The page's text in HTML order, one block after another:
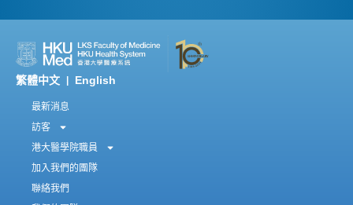
繁體中文 English
最新消息
訪客
港大醫學院職員
加入我們的團隊
聯絡我們